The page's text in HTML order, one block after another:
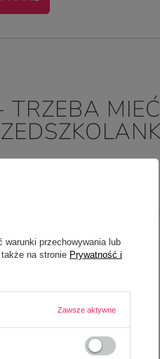
Czy opinia
warunki przechowywania lub
na stronie Prywatność i
Zawsze aktywne